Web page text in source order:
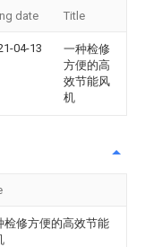
date Title
04-13
一种检修
方便的高
效节能风
机
检修方便的高效节能